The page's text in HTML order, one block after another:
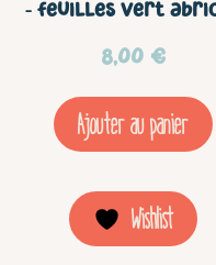
– Feuilles vert
8,00 €
Ajouter au panier
Wishlist